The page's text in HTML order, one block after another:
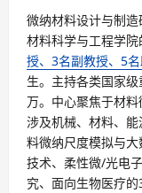
微纳材料设计与制造
材料科学与工程学
授、3名副教授、5
生。主持各类国家
万。中心聚焦于材料
涉及机械、材料、
料微纳尺度模拟与
技术、柔性微/光电
究、面向生物医疗的